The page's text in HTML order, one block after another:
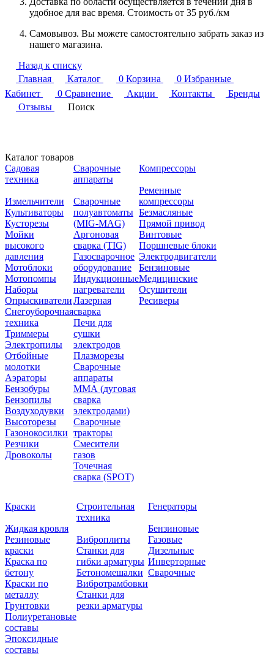
удобное для вас время. Стоимость от 35 руб./км
Самовывоз. Вы можете самостоятельно забрать заказ из
нашего магазина.
Назад к списку
Главная
Каталог 0 Корзина 0 Избранные
Кабинет
0 Сравнение Акции Контакты
Бренды
Отзывы
Поиск
Каталог товаров
Садовая
техника
Измельчители
Культиваторы
Кусторезы
Мойки
высокого
давления
Мотоблоки
Мотопомпы
Наборы
Опрыскиватели
Снегоуборочная
техника
Триммеры
Электропилы
Отбойные
молотки
Аэраторы
Бензобуры
Бензопилы
Воздуходувки
Высоторезы
Газонокосилки
Резчики
Дровоколы
Сварочные
аппараты
Сварочные
полуавтоматы
(MIG-MAG)
Аргоновая
сварка (TIG)
Газосварочное
оборудование
Индукционные
нагреватели
Лазерная
сварка
Печи для
сушки
электродов
Плазморезы
Сварочные
аппараты
ММА (дуговая
сварка
электродами)
Сварочные
тракторы
Смесители
газов
Точечная
сварка (SPOT)
Компрессоры
Ременные
компрессоры
Безмасляные
Прямой привод
Винтовые
Поршневые блоки
Электродвигатели
Бензиновые
Медицинские
Осушители
Ресиверы
Краски
Жидкая кровля
Резиновые
краски
Краска по
бетону
Краски по
металлу
Грунтовки
Полиуретановые
составы
Эпоксидные
составы
Строительная
техника
Виброплиты
Станки для
гибки арматуры
Бетономешалки
Вибротрамбовки
Станки для
резки арматуры
Генераторы
Бензиновые
Газовые
Дизельные
Инверторные
Сварочные